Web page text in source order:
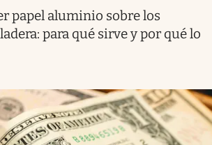
papel aluminio sobre los
para qué sirve y por qué lo